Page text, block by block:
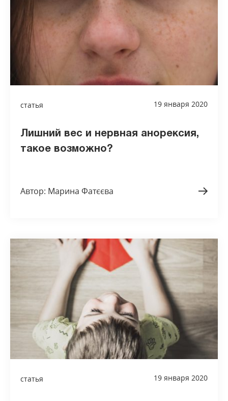
статья 19 января 2020
Лишний вес и нервная анорексия,
такое возможно?
Автор: Марина Фатєєва
статья 19 января 2020